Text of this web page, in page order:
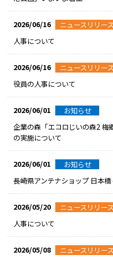
2026/06/16
ニュースリリース
人事について
2026/06/16
ニュースリリース
役員の人事について
2026/06/01
お知らせ
企業の森「エコロじいの森2 梅
の実施について
2026/06/01
お知らせ
長崎県アンテナショップ 日本
2026/05/20
ニュースリリース
人事について
2026/05/08
ニュースリリース